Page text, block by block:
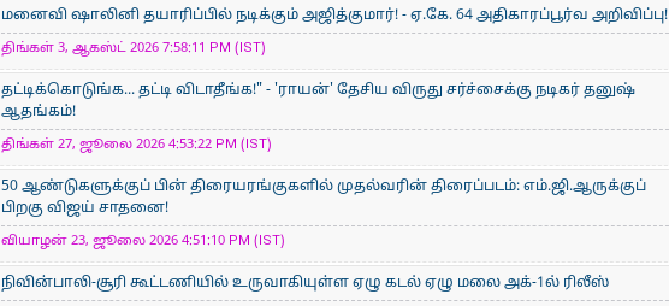
மனைவி ஷாலினி தயாரிப்பில் நடிக்கும் அஜித்குமார்! - ஏ.கே. 64 அதிகாரப்பூர்வ அறிவிப்பு!
திங்கள் 3, ஆகஸ்ட் 2026 7:58:11 PM (IST)
தட்டிக்கொடுங்க... தட்டி விடாதீங்க!" - 'ராயன்' தேசிய விருது சர்ச்சைக்கு நடிகர் தனுஷ்
ஆதங்கம்!
திங்கள் 27, ஜூலை 2026 4:53:22 PM (IST)
50 ஆண்டுகளுக்குப் பின் திரையரங்குகளில் முதல்வரின் திரைப்படம்: எம்.ஜி.ஆருக்குப்
பிறகு விஜய் சாதனை!
வியாழன் 23, ஜூலை 2026 4:51:10 PM (IST)
நிவின்பாலி-சூரி கூட்டணியில் உருவாகியுள்ள ஏழு கடல் ஏழு மலை அக்-1ல் ரிலீஸ்